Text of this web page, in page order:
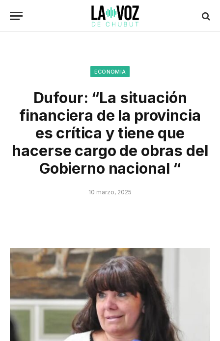
ECONOMÍA
Dufour: “La situación
financiera de la provincia
es crítica y tiene que
hacerse cargo de obras del
Gobierno nacional “
10 marzo, 2025